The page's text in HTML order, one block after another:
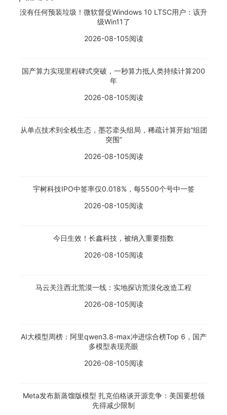
没有任何预装垃圾！微软督促Windows 10 LTSC用户：该升
级Win11了
2026-08-105阅读
国产算力实现里程碑式突破，一秒算力抵人类持续计算200
年
2026-08-105阅读
从单点技术到全栈生态，墨芯牵头组局，稀疏计算开始“组团
突围”
2026-08-105阅读
宇树科技IPO中签率仅0.018%，每5500个号中一签
2026-08-105阅读
今日生效！长鑫科技，被纳入重要指数
2026-08-105阅读
马云关注西北荒漠一线：实地探访荒漠化改造工程
2026-08-105阅读
AI大模型周榜：阿里qwen3.8-max冲进综合榜Top 6，国产
多模型表现亮眼
2026-08-105阅读
Meta发布新蒸馏版模型 扎克伯格谈开源竞争：美国要想领
先得减少限制